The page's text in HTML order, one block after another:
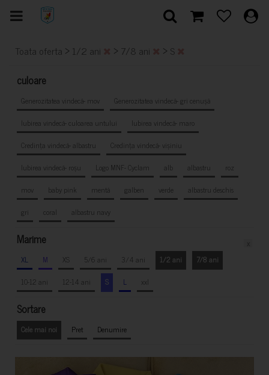
Toata oferta > 1/2 ani > 7/8 ani > S
culoare
Generozitatea vindecă- mov
Generozitatea vindecă- gri cenușă
Iubirea vindecă- culoarea untului
Iubirea vindecă- maro
Credința vindecă- albastru
Credința vindecă- vișiniu
Iubirea vindecă- roșu
Logo MNF- Cyclam alb albastru
roz
mov
baby pink mentă galben verde
albastru deschis
gri
coral albastru navy
Marime
XL M XS 5/6 ani 3/4 ani 1/2 ani
7/8 ani
10-12 ani
12-14 ani S L xxl
Sortare
Cele mai noi Pret Denumire